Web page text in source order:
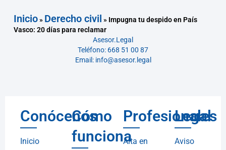
Inicio» Derecho civil » Impugna tu despido en País
Vasco: 20 días para reclamar
Asesor.Legal
Teléfono: 668 51 00 87
Email: info@asesor.legal
Conócenos
Inicio
Cómo
funciona
Profesionales
Alta en
Legal
Aviso